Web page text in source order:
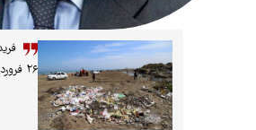
فریدون مجلسی
۲۶ فروردین ۱۴۰۴